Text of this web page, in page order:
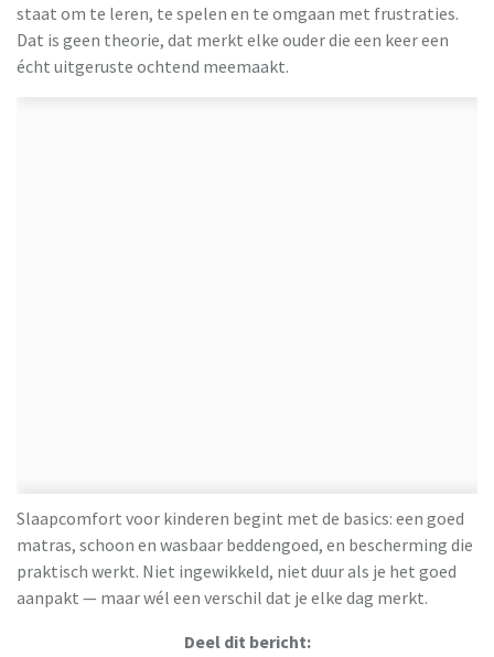
staat om te leren, te spelen en te omgaan met frustraties.
Dat is geen theorie, dat merkt elke ouder die een keer een
écht uitgeruste ochtend meemaakt.
Slaapcomfort voor kinderen begint met de basics: een goed
matras, schoon en wasbaar beddengoed, en bescherming die
praktisch werkt. Niet ingewikkeld, niet duur als je het goed
aanpakt — maar wél een verschil dat je elke dag merkt.
Deel dit bericht: